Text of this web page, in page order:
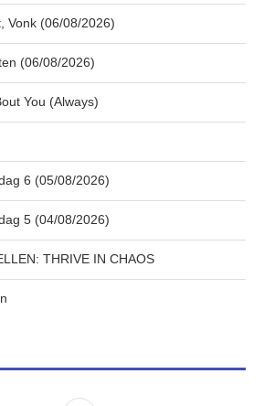
Vonk (06/08/2026)
(06/08/2026)
You (Always)
6 (05/08/2026)
5 (04/08/2026)
THRIVE IN CHAOS